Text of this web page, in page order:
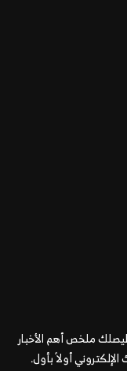
ملخص أهم الأخبار
الإلكتروني أولاً بأول.